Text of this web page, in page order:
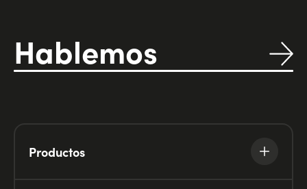
Hablemos
Productos